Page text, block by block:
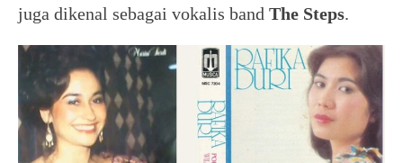
juga dikenal sebagai vokalis band The Steps.